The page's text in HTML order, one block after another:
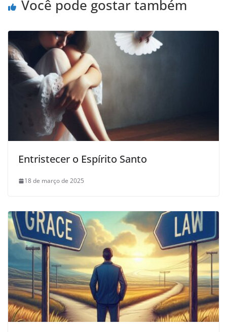
Você pode gostar também
Entristecer o Espírito Santo
18 de março de 2025